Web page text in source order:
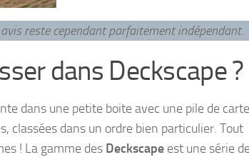
reste cependant parfaitement indépendant.
dans Deckscape ?
dans une petite boite avec une pile de
classées dans un ordre bien particulier. Tout
! La gamme des Deckscape est une série